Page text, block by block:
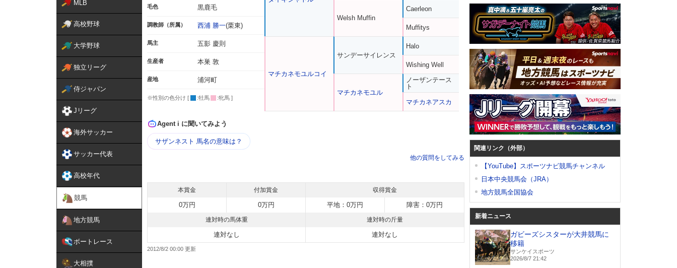
MLB
高校野球
大学野球
独立リーグ
侍ジャパン
Jリーグ
海外サッカー
サッカー代表
高校年代
競馬
地方競馬
ボートレース
大相撲
毛色 黒鹿毛
調教師（所属） 西浦 勝一(栗東)
馬主 五影 慶則
生産者 本巣 敦
産地 浦河町
※性別の色分け [ :牡馬 :牝馬 ]
マチカネモユルコイ
Welsh Muffin
サンデーサイレンス
マチカネモユル
Caerleon
Muffitys
Halo
Wishing Well
ノーザンテース
ト
マチカネアスカ
Agent i に聞いてみよう
サザンネスト 馬名の意味は？
他の質問をしてみる
本賞金 付加賞金 収得賞金
0万円 0万円 平地：0万円 障害：0万円
連対時の馬体重 連対時の斤量
連対なし 連対なし
2012/8/2 00:00
関連リンク（外部）
【YouTube】スポーツナビ競馬チャンネル
日本中央競馬会（JRA）
地方競馬全国協会
新着ニュース
ガビーズシスターが大井競馬に
移籍
サンケイスポーツ
2026/8/7 21:42